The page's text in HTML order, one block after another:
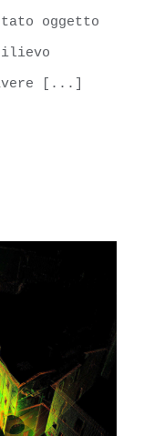
oggetto
[...]